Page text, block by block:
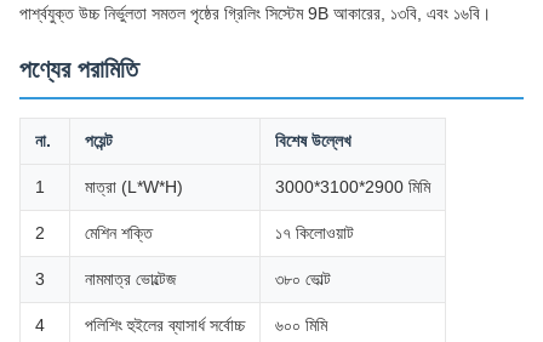
পার্শ্বযুক্ত উচ্চ নির্ভুলতা সমতল পৃষ্ঠের গ্রিলিং সিস্টেম 9B আকারের, ১৩বি, এবং ১৬বি।
পণ্যের পরামিতি
না. পয়েন্ট বিশেষ উল্লেখ
1 মাত্রা (L*W*H) 3000*3100*2900 মিমি
2 মেশিন শক্তি ১৭ কিলোওয়াট
3 নামমাত্র ভোল্টেজ ৩৮০ ভোল্ট
4 পলিশিং হুইলের ব্যাসার্ধ সর্বোচ্চ ৬০০ মিমি